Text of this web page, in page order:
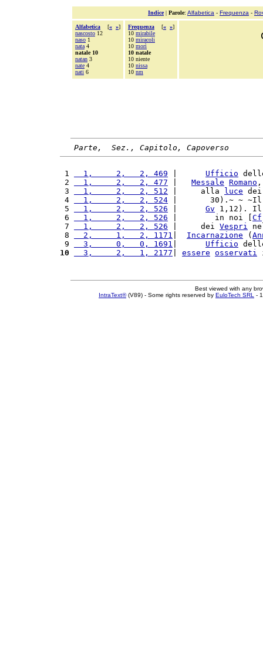
Indice| Parole: Alfabetica - Frequenza -
Alfabetica [« »]
nascosto 12
naso 1
nata 4
natale 10
natan 3
nate 4
nati 6
Frequenza [« »]
10 mirabile
10 miracoli
10 morì
10 natale
10 niente
10 nissa
10 nm
Parte,  Sez., Capitolo, Capoverso
1
  1,     2,   2, 469
Ufficio
2
  1,     2,   2, 477
Messale Romano
3
  1,     2,   2, 512
|     alla luce
4
  1,     2,   2, 524
|       30).~ ~
5
  1,     2,   2, 526
Gv 1,12).
6
  1,     2,   2, 526
|        in noi [ Cf
7
  1,     2,   2, 526
|     dei Vespri
8
  2,     1,   2, 1171
Incarnazione (
9
  3,     0,   0, 1691
Ufficio
10
  3,     2,   1, 2177
essere osservati
Best viewed with any
IntraText®(V89) - Some rights reserved by EuloTech SRL -